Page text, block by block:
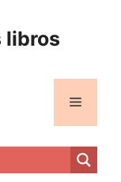
libros
Menú